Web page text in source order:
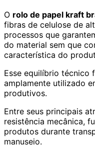
O rolo de papel kraft
fibras de celulose de
processos que
do material sem que
característica do
Esse equilíbrio técnico
amplamente utilizado
produtivos.
Entre seus principais
resistência mecânica,
produtos durante
manuseio.